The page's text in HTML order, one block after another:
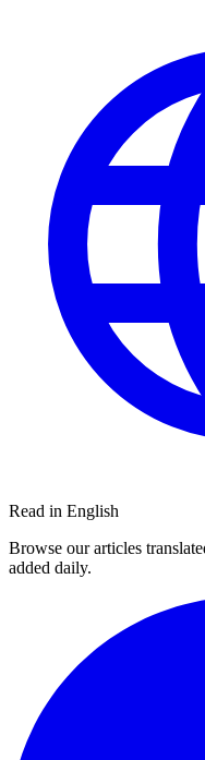
Read in English
Browse our articles
added daily.